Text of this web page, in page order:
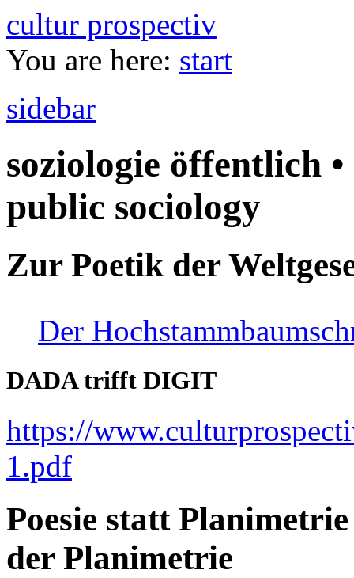
cultur prospectiv
You are here: start
sidebar
soziologie öffentlich
public sociology
Zur Poetik der
Der
DADA trifft DIGIT
https://
1.pdf
Poesie statt
der Planimetrie